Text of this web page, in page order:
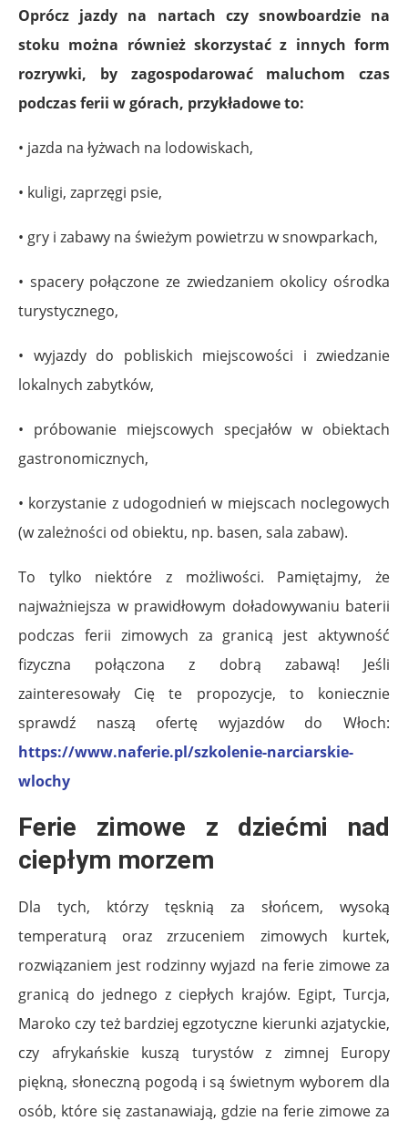
Oprócz jazdy na nartach czy snowboardzie na
stoku można również skorzystać z innych form
rozrywki, by zagospodarować maluchom czas
podczas ferii w górach, przykładowe to:
• jazda na łyżwach na lodowiskach,
• kuligi, zaprzęgi psie,
• gry i zabawy na świeżym powietrzu w snowparkach,
• spacery połączone ze zwiedzaniem okolicy ośrodka
turystycznego,
• wyjazdy do pobliskich miejscowości i zwiedzanie
lokalnych zabytków,
• próbowanie miejscowych specjałów w obiektach
gastronomicznych,
• korzystanie z udogodnień w miejscach noclegowych
(w zależności od obiektu, np. basen, sala zabaw).
To tylko niektóre z możliwości. Pamiętajmy, że
najważniejsza w prawidłowym doładowywaniu baterii
podczas ferii zimowych za granicą jest aktywność
fizyczna połączona z dobrą zabawą! Jeśli
zainteresowały Cię te propozycje, to koniecznie
sprawdź naszą ofertę wyjazdów do Włoch:
https://www.naferie.pl/szkolenie-narciarskie-
wlochy
Ferie zimowe z dziećmi nad
ciepłym morzem
Dla tych, którzy tęsknią za słońcem, wysoką
temperaturą oraz zrzuceniem zimowych kurtek,
rozwiązaniem jest rodzinny wyjazd na ferie zimowe za
granicą do jednego z ciepłych krajów. Egipt, Turcja,
Maroko czy też bardziej egzotyczne kierunki azjatyckie,
czy afrykańskie kuszą turystów z zimnej Europy
piękną, słoneczną pogodą i są świetnym wyborem dla
osób, które się zastanawiają, gdzie na ferie zimowe za